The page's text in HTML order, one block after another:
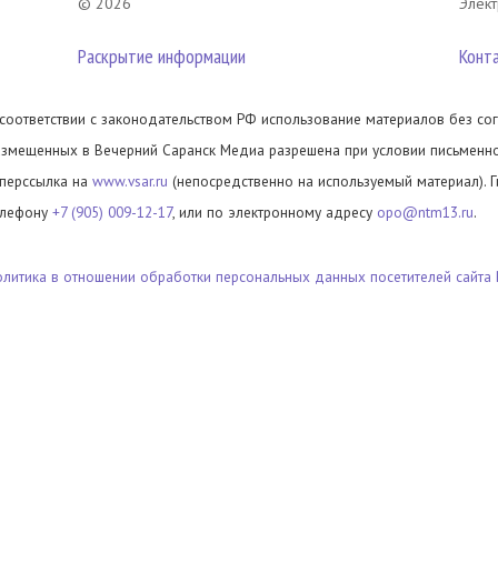
Раскрытие информации
с законодательством РФ использование материалов без
в Вечерний Саранск Медиа разрешена при условии
на www.vsar.ru (непосредственно на используемый материал).
+7 (905) 009-12-17, или по электронному адресу opo@ntm13.ru.
в отношении обработки персональных данных посетителей